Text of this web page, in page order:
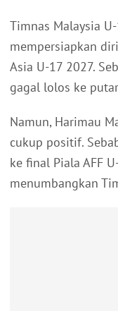
Timnas Malaysia
mempersiapkan
Asia U-17 2027.
gagal lolos ke
Namun, Harimau
cukup positif.
ke final Piala AFF
menumbangkan